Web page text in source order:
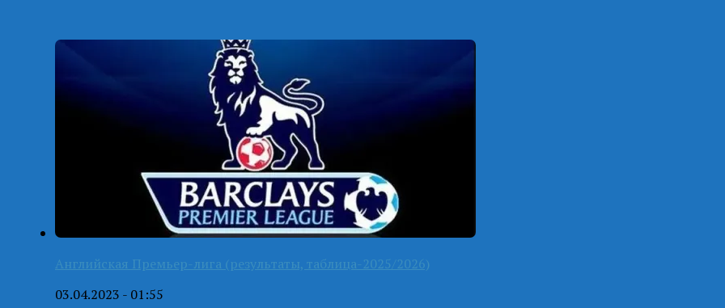
Английская Премьер-лига (результаты, таблица-2025/2026)
03.04.2023 - 01:55